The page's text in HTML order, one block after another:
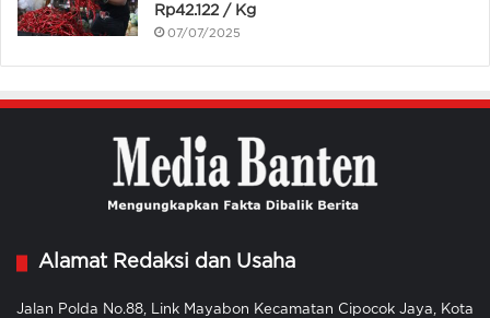
Rp42.122 / Kg
07/07/2025
Alamat Redaksi dan Usaha
Jalan Polda No.88, Link Mayabon Kecamatan Cipocok Jaya, Kota